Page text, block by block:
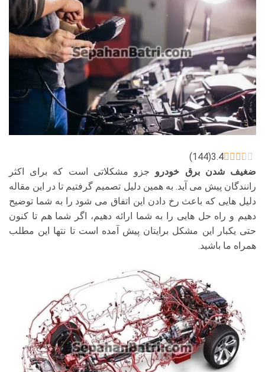
3.4
(
144
)
ضغیف شدن برق خودرو جزو مشکلاتی است که برای اکثر
رانندگان پیش می آید. به همین دلیل تصمیم گرفتیم تا در این مقاله
دلیل هایی که باعث رخ دادن این اتفاق می شود را به شما توضیح
دهیم و راه حل هایی را به شما ارائه دهیم، اگر شما هم تا کنون
حتی یکبار این مشکل برایتان پیش آمده است تا نتها این مطلب
همراه ما باشید.